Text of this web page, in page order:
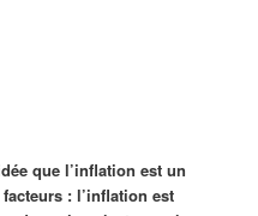
que l’inflation est un
: l’inflation est